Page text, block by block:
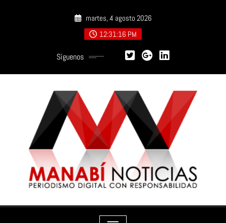
martes, 4 agosto 2026
12:31:17 PM
Síguenos